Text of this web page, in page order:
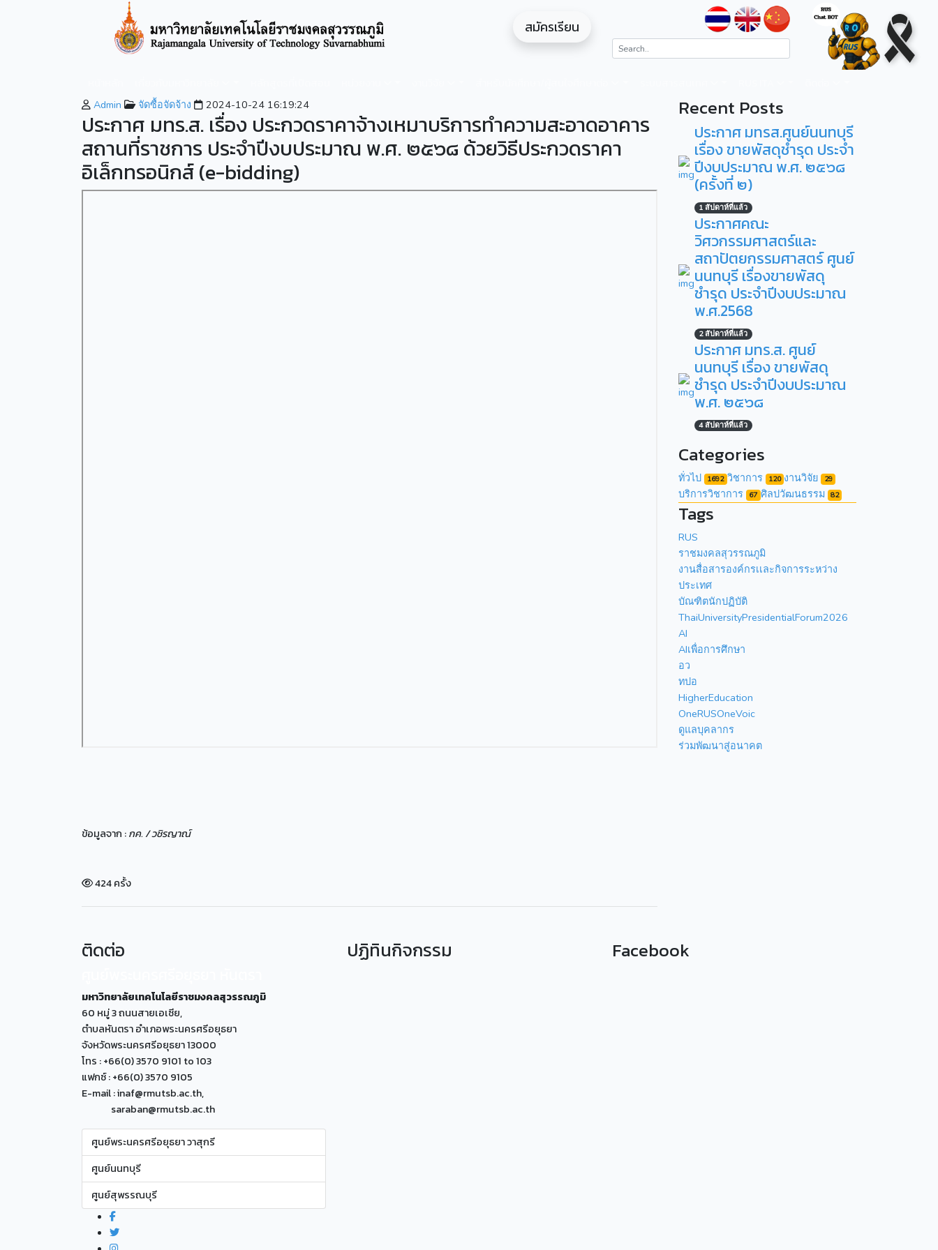
สมัครเรียน
Admin จัดซื้อจัดจ้าง 2024-10-24 16:19:24
ประกาศ มทร.ส. เรื่อง ประกวดราคาจ้างเหมาบริการทำความสะอาดอาคาร
สถานที่ราชการ ประจำปีงบประมาณ พ.ศ. ๒๕๖๘ ด้วยวิธีประกวดราคา
อิเล็กทรอนิกส์ (e-bidding)
ข้อมูลจาก :กค. / วชิรญาณ์
424 ครั้ง
Recent Posts
ประกาศ มทรส.ศูนย์นนทบุรี
เรื่อง ขายพัสดุชำรุด ประจำ
ปีงบประมาณ พ.ศ. ๒๕๖๘
(ครั้งที่ ๒)
1 สัปดาห์ที่แล้ว
ประกาศคณะ
วิศวกรรมศาสตร์และ
สถาปัตยกรรมศาสตร์ ศูนย์
นนทบุรี เรื่องขายพัสดุ
ชำรุด ประจำปีงบประมาณ
พ.ศ.2568
2 สัปดาห์ที่แล้ว
ประกาศ มทร.ส. ศูนย์
นนทบุรี เรื่อง ขายพัสดุ
ชำรุด ประจำปีงบประมาณ
พ.ศ. ๒๕๖๘
4 สัปดาห์ที่แล้ว
Categories
ทั่วไป 1692 วิชาการ 120 งานวิจัย 29
บริการวิชาการ 67 ศิลปวัฒนธรรม 82
Tags
RUS
ราชมงคลสุวรรณภูมิ
งานสื่อสารองค์กรเเละกิจการระหว่าง
ประเทศ
บัณฑิตนักปฏิบัติ
ThaiUniversityPresidentialForum2026
AI
AIเพื่อการศึกษา
อว
ทปอ
HigherEducation
OneRUSOneVoic
ดูแลบุคลากร
ร่วมพัฒนาสู่อนาคต
ติดต่อ
มหาวิทยาลัยเทคโนโลยีราชมงคลสุวรรณภูมิ
60 หมู่ 3 ถนนสายเอเซีย,
ตำบลหันตรา อำเภอพระนครศรีอยุธยา
จังหวัดพระนครศรีอยุธยา 13000
โทร : +66(0) 3570 9101 to 103
แฟกซ์ : +66(0) 3570 9105
E-mail : inaf@rmutsb.ac.th,
saraban@rmutsb.ac.th
ศูนย์พระนครศรีอยุธยา วาสุกรี
ศูนย์นนทบุรี
ศูนย์สุพรรณบุรี
ปฏิทินกิจกรรม Facebook